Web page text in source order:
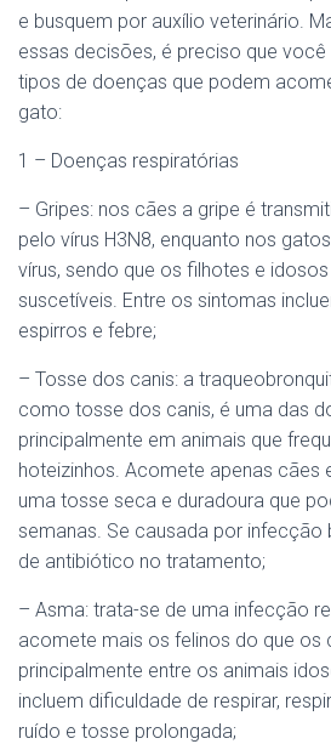
e busquem por auxílio veterinário.
essas decisões, é preciso que
tipos de doenças que podem
gato:
1 – Doenças respiratórias
– Gripes: nos cães a gripe é
pelo vírus H3N8, enquanto nos
vírus, sendo que os filhotes e
suscetíveis. Entre os sintomas
espirros e febre;
– Tosse dos canis: a
como tosse dos canis, é uma das
principalmente em animais que
hoteizinhos. Acomete apenas cães
uma tosse seca e duradoura que
semanas. Se causada por infecção
de antibiótico no tratamento;
– Asma: trata-se de uma infecção
acomete mais os felinos do que os
principalmente entre os animais
incluem dificuldade de respirar,
ruído e tosse prolongada;